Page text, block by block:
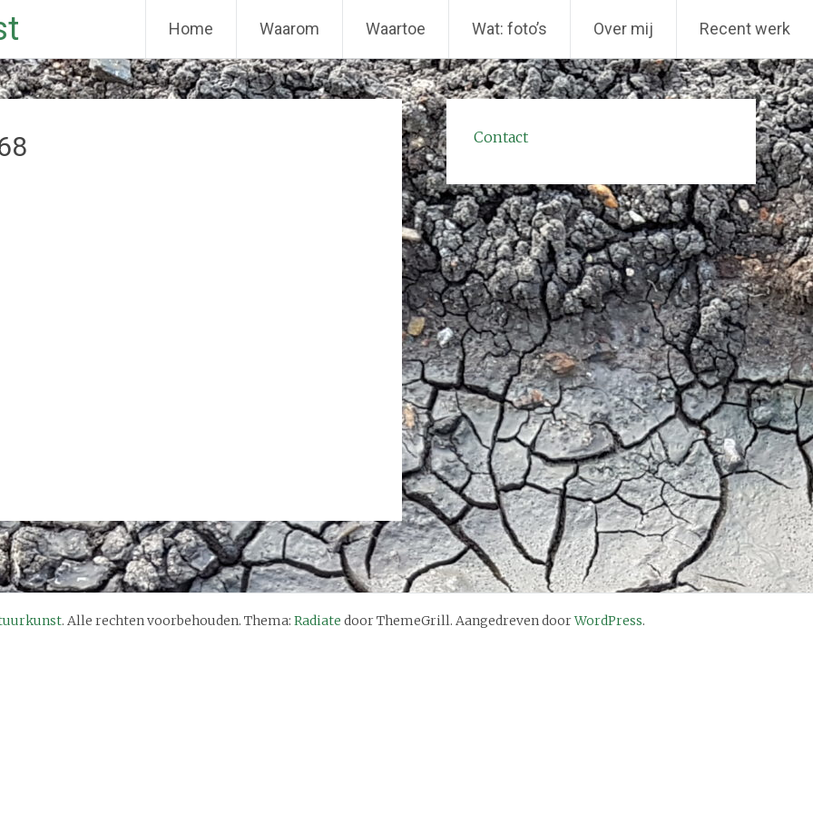
Home Waarom Waartoe Wat: foto’s Over mij Recent werk
Contact
. Alle rechten voorbehouden. Thema: Radiate door ThemeGrill. Aangedreven doorWordPress.